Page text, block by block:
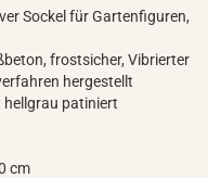
Sockel für Gartenfiguren,
frostsicher, Vibrierter
hergestellt
hellgrau patiniert
cm